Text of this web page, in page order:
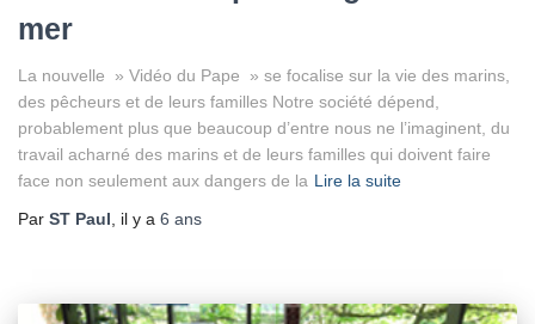
mer
La nouvelle » Vidéo du Pape » se focalise sur la vie des marins,
des pêcheurs et de leurs familles Notre société dépend,
probablement plus que beaucoup d’entre nous ne l’imaginent, du
travail acharné des marins et de leurs familles qui doivent faire
face non seulement aux dangers de la Lire la suite
Par ST Paul , il y a 6 ans